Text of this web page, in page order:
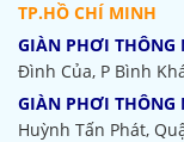
TP.HỒ CHÍ MINH
GIÀN PHƠI
Đình Của, P Bình
GIÀN PHƠI
Huỳnh Tấn Phát,